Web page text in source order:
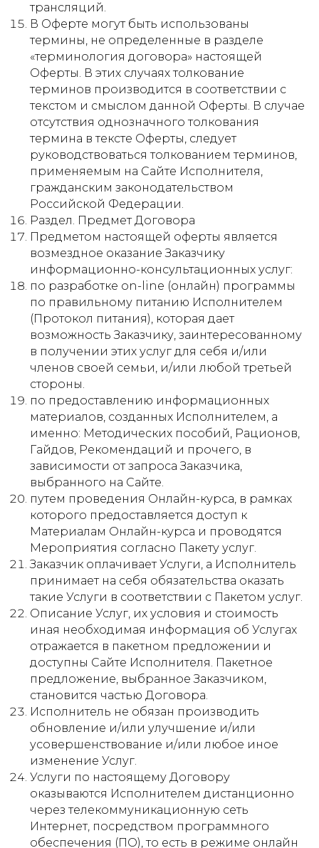
трансляций.
В Оферте могут быть использованы
термины, не определенные в разделе
«терминология договора» настоящей
Оферты. В этих случаях толкование
терминов производится в соответствии с
текстом и смыслом данной Оферты. В случае
отсутствия однозначного толкования
термина в тексте Оферты, следует
руководствоваться толкованием терминов,
применяемым на Сайте Исполнителя,
гражданским законодательством
Российской Федерации.
Раздел. Предмет Договора
Предметом настоящей оферты является
возмездное оказание Заказчику
информационно-консультационных услуг:
по разработке on-line (онлайн) программы
по правильному питанию Исполнителем
(Протокол питания), которая дает
возможность Заказчику, заинтересованному
в получении этих услуг для себя и/или
членов своей семьи, и/или любой третьей
стороны.
по предоставлению информационных
материалов, созданных Исполнителем, а
именно: Методических пособий, Рационов,
Гайдов, Рекомендаций и прочего, в
зависимости от запроса Заказчика,
выбранного на Сайте.
путем проведения Онлайн-курса, в рамках
которого предоставляется доступ к
Материалам Онлайн-курса и проводятся
Мероприятия согласно Пакету услуг.
Заказчик оплачивает Услуги, а Исполнитель
принимает на себя обязательства оказать
такие Услуги в соответствии с Пакетом услуг.
Описание Услуг, их условия и стоимость
иная необходимая информация об Услугах
отражается в пакетном предложении и
доступны Сайте Исполнителя. Пакетное
предложение, выбранное Заказчиком,
становится частью Договора.
Исполнитель не обязан производить
обновление и/или улучшение и/или
усовершенствование и/или любое иное
изменение Услуг.
Услуги по настоящему Договору
оказываются Исполнителем дистанционно
через телекоммуникационную сеть
Интернет, посредством программного
обеспечения (ПО), то есть в режиме онлайн